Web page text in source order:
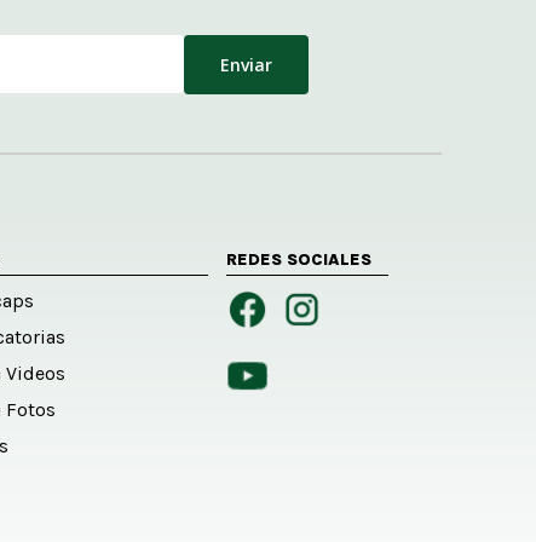
Videos
Fotos
REDES SOCIALES